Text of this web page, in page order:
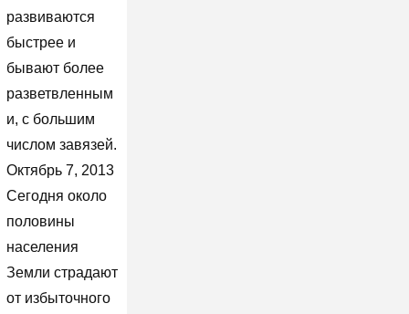
развиваются
быстрее и
бывают более
разветвленным
и, с большим
числом завязей.
Октябрь 7, 2013
Сегодня около
половины
населения
Земли страдают
от избыточного